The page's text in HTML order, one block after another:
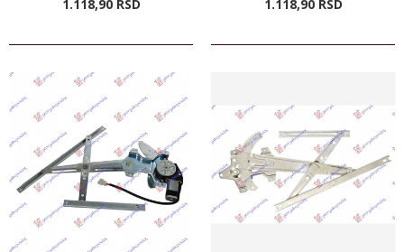
1.118,90 RSD 1.118,90 RSD